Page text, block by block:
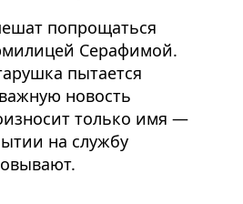
попрощаться
Серафимой.
пытается
новость
только имя —
на службу